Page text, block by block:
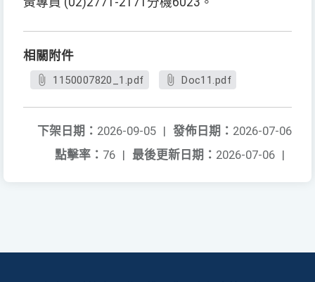
相關附件
1150007820_1.pdf Doc11.pdf
發佈日期： 2026-07-06
下架日期： 2026-09-05 |
最後更新日期： 2026-07-06 |
點擊率： 76 |